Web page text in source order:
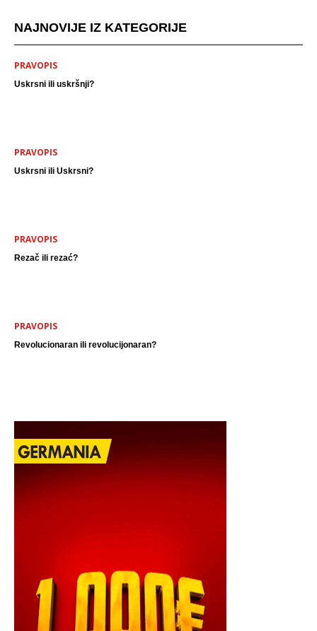
NAJNOVIJE IZ KATEGORIJE
PRAVOPIS
Uskrsni ili uskršnji?
PRAVOPIS
Uskrsni ili Uskrsni?
PRAVOPIS
Rezač ili rezać?
PRAVOPIS
Revolucionaran ili revolucijonaran?